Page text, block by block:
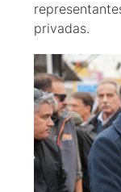
privadas.